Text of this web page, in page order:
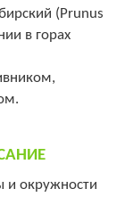
(Prunus
в горах
и окружности